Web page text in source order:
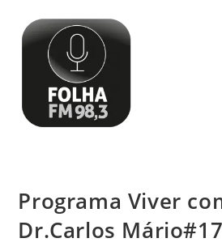
Programa Viver
Dr.Carlos